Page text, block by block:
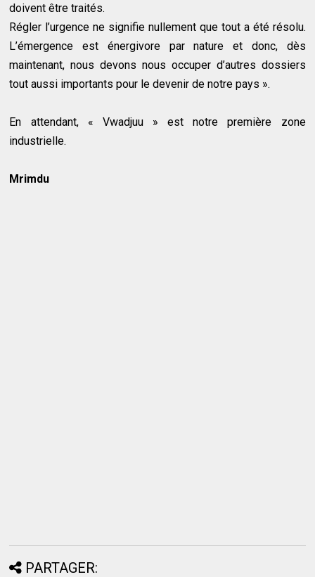
doivent être traités.
Régler l’urgence ne signifie nullement que tout a été résolu.
L’émergence est énergivore par nature et donc, dès
maintenant, nous devons nous occuper d’autres dossiers
tout aussi importants pour le devenir de notre pays ».
En attendant, « Vwadjuu » est notre première zone
industrielle.
Mrimdu
PARTAGER: